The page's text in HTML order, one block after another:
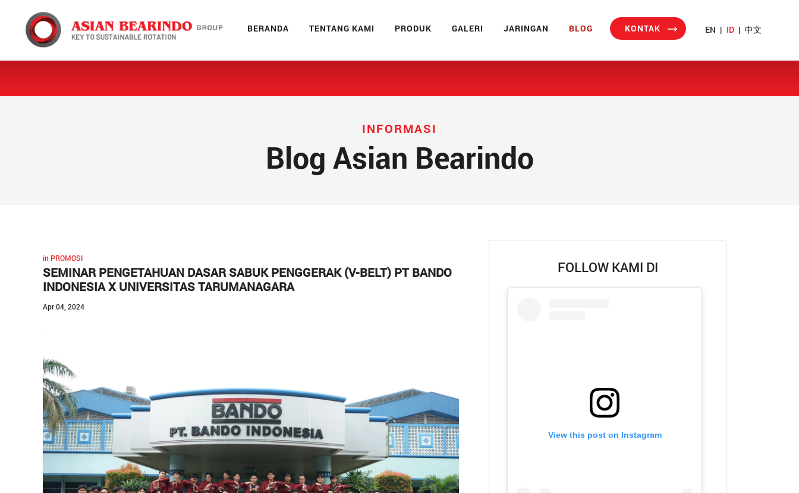
Kontak
BERANDA TENTANG KAMI PRODUK GALERI JARINGAN BLOG KONTAK EN | ID | 中文
INFORMASI
Blog Asian Bearindo
in PROMOSI
SEMINAR PENGETAHUAN DASAR SABUK PENGGERAK (V-BELT) PT BANDO
INDONESIA X UNIVERSITAS TARUMANAGARA
Apr 04, 2024
FOLLOW KAMI DI
View this post on Instagram